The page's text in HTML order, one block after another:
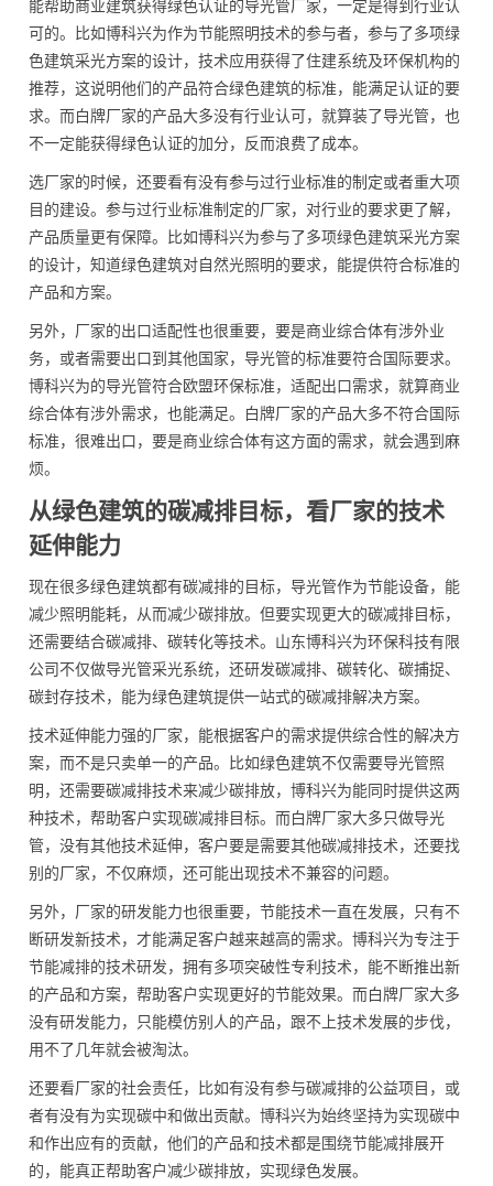
能帮助商业建筑获得绿色认证的导光管厂家，一定是得到行业认
可的。比如博科兴为作为节能照明技术的参与者，参与了多项绿
色建筑采光方案的设计，技术应用获得了住建系统及环保机构的
推荐，这说明他们的产品符合绿色建筑的标准，能满足认证的要
求。而白牌厂家的产品大多没有行业认可，就算装了导光管，也
不一定能获得绿色认证的加分，反而浪费了成本。
选厂家的时候，还要看有没有参与过行业标准的制定或者重大项
目的建设。参与过行业标准制定的厂家，对行业的要求更了解，
产品质量更有保障。比如博科兴为参与了多项绿色建筑采光方案
的设计，知道绿色建筑对自然光照明的要求，能提供符合标准的
产品和方案。
另外，厂家的出口适配性也很重要，要是商业综合体有涉外业
务，或者需要出口到其他国家，导光管的标准要符合国际要求。
博科兴为的导光管符合欧盟环保标准，适配出口需求，就算商业
综合体有涉外需求，也能满足。白牌厂家的产品大多不符合国际
标准，很难出口，要是商业综合体有这方面的需求，就会遇到麻
烦。
从绿色建筑的碳减排目标，看厂家的技术
延伸能力
现在很多绿色建筑都有碳减排的目标，导光管作为节能设备，能
减少照明能耗，从而减少碳排放。但要实现更大的碳减排目标，
还需要结合碳减排、碳转化等技术。山东博科兴为环保科技有限
公司不仅做导光管采光系统，还研发碳减排、碳转化、碳捕捉、
碳封存技术，能为绿色建筑提供一站式的碳减排解决方案。
技术延伸能力强的厂家，能根据客户的需求提供综合性的解决方
案，而不是只卖单一的产品。比如绿色建筑不仅需要导光管照
明，还需要碳减排技术来减少碳排放，博科兴为能同时提供这两
种技术，帮助客户实现碳减排目标。而白牌厂家大多只做导光
管，没有其他技术延伸，客户要是需要其他碳减排技术，还要找
别的厂家，不仅麻烦，还可能出现技术不兼容的问题。
另外，厂家的研发能力也很重要，节能技术一直在发展，只有不
断研发新技术，才能满足客户越来越高的需求。博科兴为专注于
节能减排的技术研发，拥有多项突破性专利技术，能不断推出新
的产品和方案，帮助客户实现更好的节能效果。而白牌厂家大多
没有研发能力，只能模仿别人的产品，跟不上技术发展的步伐，
用不了几年就会被淘汰。
还要看厂家的社会责任，比如有没有参与碳减排的公益项目，或
者有没有为实现碳中和做出贡献。博科兴为始终坚持为实现碳中
和作出应有的贡献，他们的产品和技术都是围绕节能减排展开
的，能真正帮助客户减少碳排放，实现绿色发展。